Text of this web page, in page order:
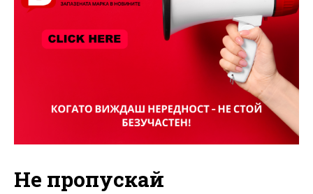
Не пропускай